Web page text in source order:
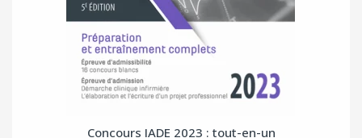
Concours IADE 2023 : tout-en-un